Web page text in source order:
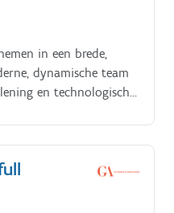
in een brede,
dynamische team
en technologische